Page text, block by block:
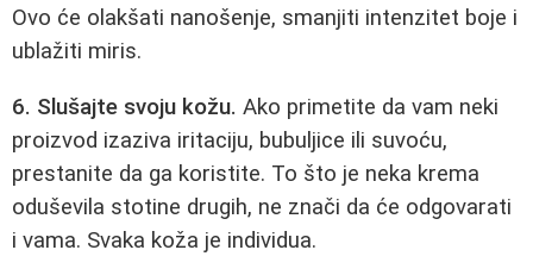
Ovo će olakšati nanošenje, smanjiti intenzitet boje i
ublažiti miris.
6. Slušajte svoju kožu. Ako primetite da vam neki
proizvod izaziva iritaciju, bubuljice ili suvoću,
prestanite da ga koristite. To što je neka krema
oduševila stotine drugih, ne znači da će odgovarati
i vama. Svaka koža je individua.